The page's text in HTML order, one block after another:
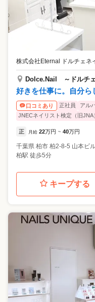
株式会社Eternal ドルチェネ
Dolce.Nail ～ドルチ
好きを仕事に。自分ら
口コミあり 正社員 アル
JNECネイリスト検定（旧JNA
正 月給 22万円 ~ 40万円
千葉県 柏市 柏2-8-5 山本ビ
柏駅 徒歩5分
キープする